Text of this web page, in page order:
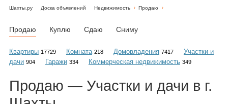
Объявления
Шахты.ру Доска объявлений Недвижимость Продаю
Продаю Куплю Сдаю Сниму
Квартиры 17729 Комната 218 Домовладения 7417
Участки и
дачи 904 Гаражи 334 Коммерческая недвижимость 349
Продаю — Участки и дачи в г.